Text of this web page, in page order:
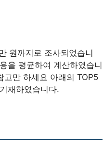
원까지로 조사되었습니
을 평균하여 계산하였습니
고만 하세요 아래의 TOP5
재하였습니다.